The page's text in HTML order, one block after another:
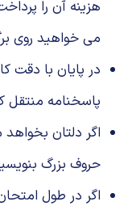
هزینه آن را
می خواهید روی
در پایان با دقت
پاسخنامه منتقل
اگر دلتان
حروف بزرگ
اگر در طول